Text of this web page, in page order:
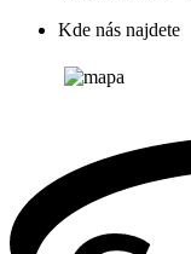
Kde nás najdete